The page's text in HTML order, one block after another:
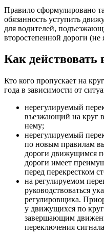
Правило сформулировано
обязанность уступить
для водителей,
второстепенной дороги
Как действовать
Кто кого пропускает на
года в зависимости от
нерегулируемый
въезжающий на круг
нему;
нерегулируемый
по новым правилам
дороги движущимся
дороги имеет
перед перекрестком
на регулируемом
руководствоваться
регулировщика.
у движущихся по
завершающим
переключения